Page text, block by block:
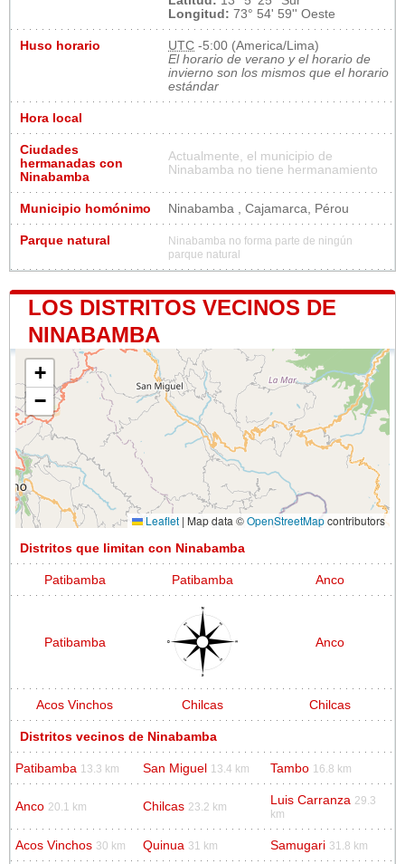
Longitud: 73° 54' 59'' Oeste
Huso horario UTC -5:00 (America/Lima)
El horario de verano y el horario de
invierno son los mismos que el horario
estándar
Hora local
Ciudades
hermanadas con
Ninabamba
Actualmente, el municipio de
Ninabamba no tiene hermanamiento
Municipio homónimo Ninabamba , Cajamarca, Pérou
Parque natural
Ninabamba no forma parte de ningún
parque natural
LOS DISTRITOS VECINOS DE
NINABAMBA
+
−
Leaflet | Map data ©OpenStreetMapcontributors
Distritos que limitan con Ninabamba
Patibamba Patibamba Anco
Patibamba Anco
Acos Vinchos Chilcas Chilcas
Distritos vecinos de Ninabamba
Patibamba 13.3 km San Miguel 13.4 km Tambo 16.8 km
Anco 20.1 km Chilcas 23.2 km Luis Carranza 29.3
km
Acos Vinchos 30 km Quinua 31 km Samugari 31.8 km